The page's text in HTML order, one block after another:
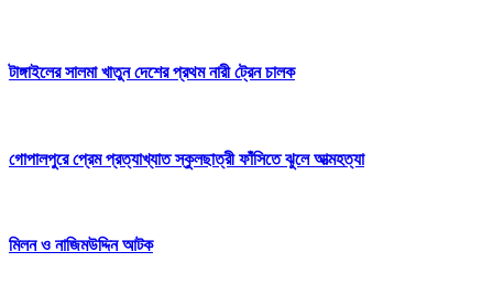
টাঙ্গাইলের সালমা খাতুন দেশের প্রথম নারী ট্রেন চালক
গোপালপুরে প্রেম প্রত্যাখ্যাত স্কুলছাত্রী ফাঁসিতে ঝুলে আত্মহত্যা
মিলন ও নাজিমউদ্দিন আটক